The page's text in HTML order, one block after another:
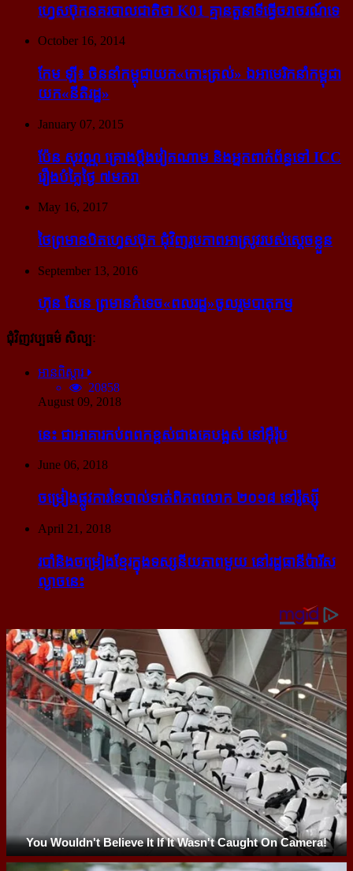
ហ្វេសប៊ុក​នគរបាល​ជាតិ​ថា K01 គ្មាន​តួនាទី​ធ្វើ​ចរាចរណ៍​ទេ
October 16, 2014
កែម ឡី៖ ចិន​នាំ​កម្ពុជា​យក​«កោះ​ត្រល់» ឯ​អាមេរិក​នាំ​កម្ពុជា​
យក​«នីតិរដ្ឋ»
January 07, 2015
ប៉ែន សុវណ្ណ គ្រោង​ប្តឹង​វៀតណាម និង​អ្នក​ពាក់​ព័ន្ធ​ទៅ ICC
រឿង​បំភ្លៃ​ថ្ងៃ ៧​មករា
May 16, 2017
ថៃ​ព្រមាន​បិត​ហ្វេសប៊ុក ជុំ​វិញ​រូបភាព​អាស្រូវ​របស់​ស្ដេច​ខ្លួន
September 13, 2016
ហ៊ុន សែន ព្រមាន​កំទេច​«ពលរដ្ឋ»​ចូលរួម​បាតុកម្ម
ជុំវិញវប្បធម៌ សិល្បៈ
អានពិស្ដារ
20858
August 09, 2018
នេះ ជា​អាគារ​កប់​ពពក​ខ្ពស់​ជាង​គេ​បង្អស់ នៅ​អ៊ឺរ៉ុប
June 06, 2018
ចម្រៀង​ផ្លូវការ​នៃ​បាល់ទាត់​ពិភពលោក ២០១៨ នៅ​រ៉ូស្ស៊ី
April 21, 2018
របាំ​និង​ចម្រៀង​ខ្មែរ​ក្នុង​ទស្សនីយភាព​មួយ នៅ​រដ្ឋធានី​ប៉ារីស​
ល្ងាច​នេះ